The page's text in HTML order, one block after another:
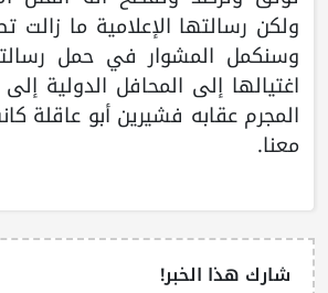
ولكن رسالتها الإعلامية ما زالت
وسنكمل المشوار في حمل
اغتيالها إلى المحافل الدولية
المجرم عقابه فشيرين أبو عاقلة
معنا.
شارك هذا الخبر!